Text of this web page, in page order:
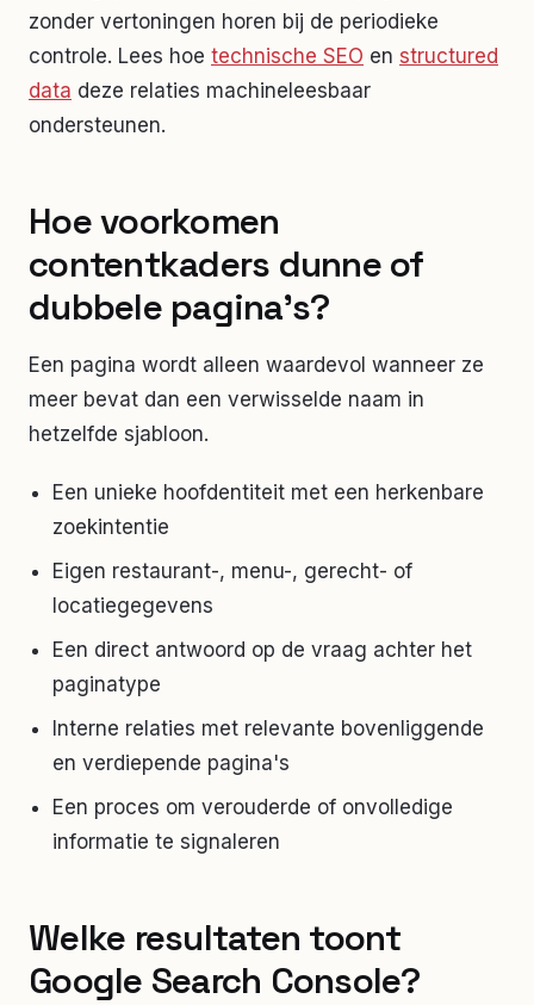
zonder vertoningen horen bij de periodieke
controle. Lees hoe technische SEO en structured
data deze relaties machineleesbaar
ondersteunen.
Hoe voorkomen
contentkaders dunne of
dubbele pagina's?
Een pagina wordt alleen waardevol wanneer ze
meer bevat dan een verwisselde naam in
hetzelfde sjabloon.
Een unieke hoofdentiteit met een herkenbare
zoekintentie
Eigen restaurant-, menu-, gerecht- of
locatiegegevens
Een direct antwoord op de vraag achter het
paginatype
Interne relaties met relevante bovenliggende
en verdiepende pagina's
Een proces om verouderde of onvolledige
informatie te signaleren
Welke resultaten toont
Google Search Console?